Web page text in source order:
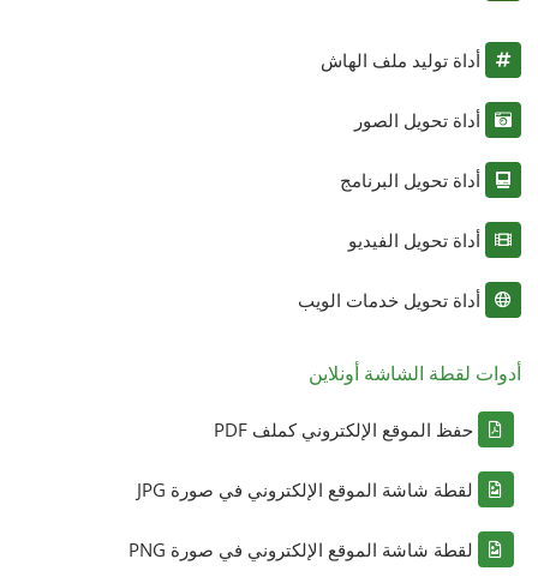
أداة توليد ملف الهاش
أداة تحويل الصور
أداة تحويل البرنامج
أداة تحويل الفيديو
أداة تحويل خدمات الويب
أدوات لقطة الشاشة أونلاين
حفظ الموقع الإلكتروني كملف PDF
لقطة شاشة الموقع الإلكتروني في صورة JPG
لقطة شاشة الموقع الإلكتروني في صورة PNG